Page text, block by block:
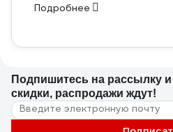
Подробнее
Подпишитесь на рассылку
скидки, распродажи ждут!